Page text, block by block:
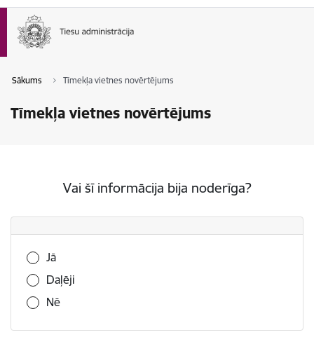
Sākums Tīmekļa vietnes novērtējums
Tīmekļa vietnes novērtējums
Vai šī informācija bija noderīga?
Vai šī informācija bija noderīga?
Jā
Daļēji
Nē